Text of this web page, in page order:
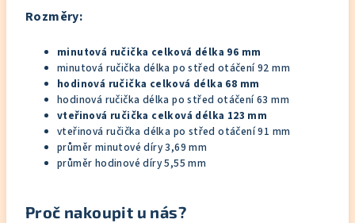
Rozměry:
minutová ručička celková délka 96 mm
minutová ručička délka po střed otáčení 92 mm
hodinová ručička celková délka 68 mm
hodinová ručička délka po střed otáčení 63 mm
vteřinová ručička celková délka 123 mm
vteřinová ručička délka po střed otáčení 91 mm
průměr minutové díry 3,69 mm
průměr hodinové díry 5,55 mm
Proč nakoupit u nás?